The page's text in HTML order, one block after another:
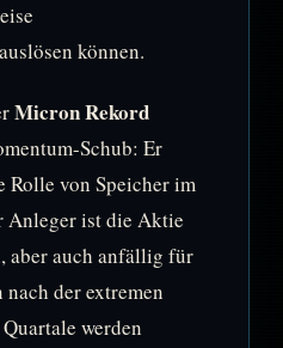
können.
Micron Rekord
Schub: Er
Rolle von Speicher im
Anleger ist die Aktie
aber auch anfällig für
der extremen
werden